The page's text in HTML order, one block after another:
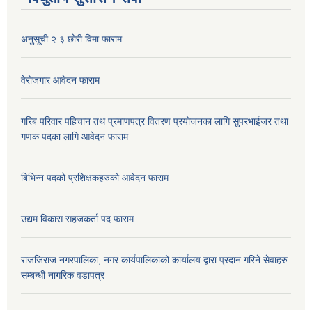
अनुसूची २ ३ छोरी विमा फाराम
वेरोजगार आवेदन फाराम
गरिब परिवार पहिचान तथ प्रमाणपत्र वितरण प्रयोजनका लागि सुपरभाईजर तथा
गणक पदका लागि आवेदन फाराम
बिभिन्न पदको प्रशिक्षकहरुको आवेदन फाराम
उद्यम विकास सहजकर्ता पद फाराम
राजजिराज नगरपालिका, नगर कार्यपालिकाको कार्यालय द्वारा प्रदान गरिने सेवाहरु
सम्बन्धी नागरिक वडापत्र